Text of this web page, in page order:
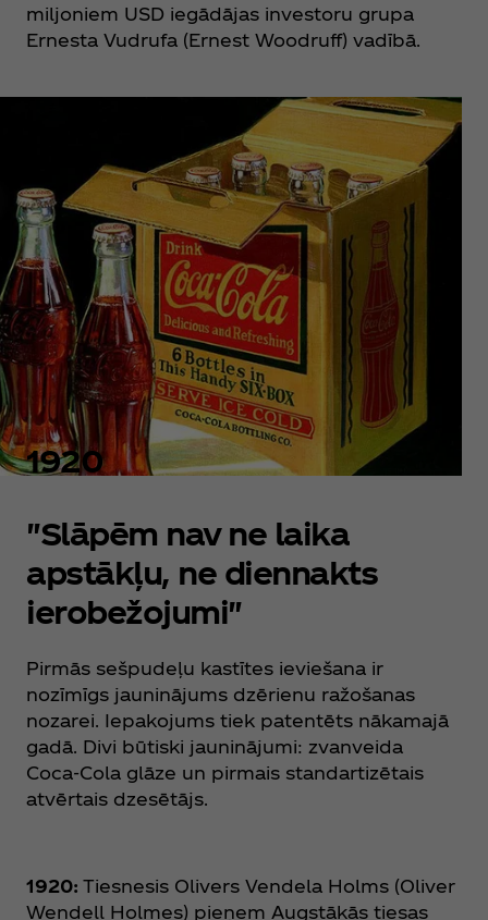
miljoniem USD iegādājas investoru grupa
Ernesta Vudrufa (Ernest Woodruff) vadībā.
1920
"Slāpēm nav ne laika
apstākļu, ne diennakts
ierobežojumi"
Pirmās sešpudeļu kastītes ieviešana ir
nozīmīgs jauninājums dzērienu ražošanas
nozarei. Iepakojums tiek patentēts nākamajā
gadā. Divi būtiski jauninājumi: zvanveida
Coca‑Cola glāze un pirmais standartizētais
atvērtais dzesētājs.
1920: Tiesnesis Olivers Vendela Holms (Oliver
Wendell Holmes) pieņem Augstākās tiesas